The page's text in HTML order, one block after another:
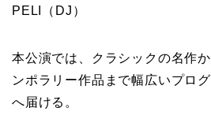
PELI（DJ）
本公演では、クラシックの名作
ンポラリー作品まで幅広いプロ
へ届ける。